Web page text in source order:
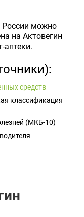
России можно
на Актовегин
аптеки.
средств
классификация
(МКБ-10)